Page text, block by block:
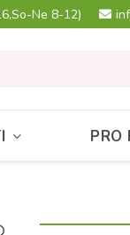
Ne 8-12)
PRO